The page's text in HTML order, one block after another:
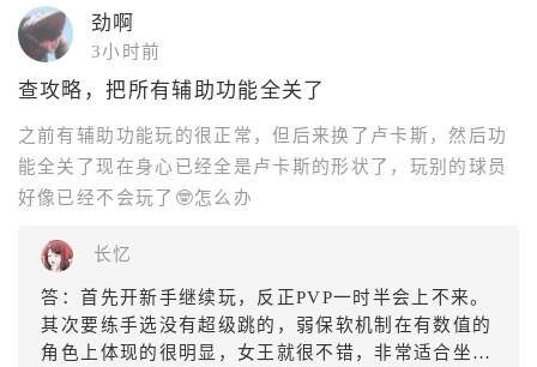
劲啊
3小时前
查攻略，把所有辅助功能全关了
之前有辅助功能玩的很正常，但后来换了卢卡斯，然后功
能全关了现在身心已经全是卢卡斯的形状了，玩别的球员
好像已经不会玩了🤓怎么办
长忆
答：首先开新手继续玩，反正PVP一时半会上不来。
其次要练手选没有超级跳的，弱保软机制在有数值的
角色上体现的很明显，女王就很不错，非常适合坐牢